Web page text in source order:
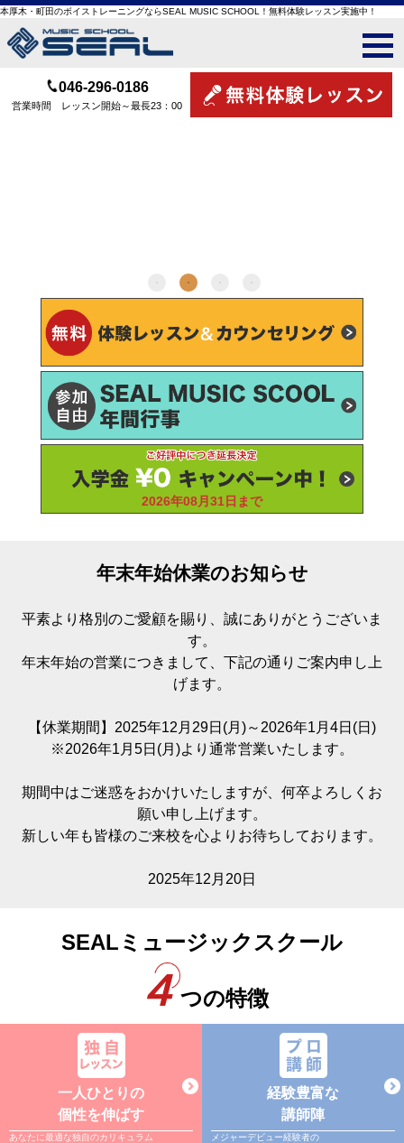
本厚木・町田のボイストレーニングならSEAL MUSIC SCHOOL！無料体験レッスン実施中！
046-296-0186
営業時間 レッスン開始～最長23：00
2026年08月31日まで
年末年始休業のお知らせ
平素より格別のご愛顧を賜り、誠にありがとうございま
す。
年末年始の営業につきまして、下記の通りご案内申し上
げます。
【休業期間】2025年12月29日(月)～2026年1月4日(日)
※2026年1月5日(月)より通常営業いたします。
期間中はご迷惑をおかけいたしますが、何卒よろしくお
願い申し上げます。
新しい年も皆様のご来校を心よりお待ちしております。
2025年12月20日
SEALミュージックスクール
４つの特徴
一人ひとりの
個性を伸ばす
あなたに最適な独自のカリキュラム
経験豊富な
講師陣
メジャーデビュー経験者の